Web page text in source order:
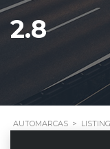
2.8
AUTOMARCAS >